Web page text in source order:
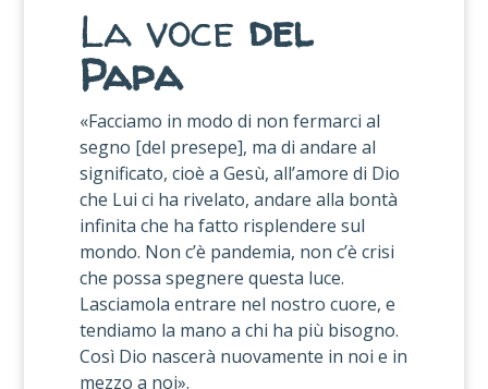
La voce del
Papa
«Facciamo in modo di non fermarci al
segno [del presepe], ma di andare al
significato, cioè a Gesù, all’amore di Dio
che Lui ci ha rivelato, andare alla bontà
infinita che ha fatto risplendere sul
mondo. Non c’è pandemia, non c’è crisi
che possa spegnere questa luce.
Lasciamola entrare nel nostro cuore, e
tendiamo la mano a chi ha più bisogno.
Così Dio nascerà nuovamente in noi e in
mezzo a noi».